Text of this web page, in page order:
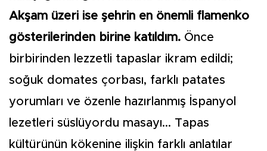
Akşam üzeri ise şehrin en önemli flamenko
gösterilerinden birine katıldım. Önce
birbirinden lezzetli tapaslar ikram edildi;
soğuk domates çorbası, farklı patates
yorumları ve özenle hazırlanmış İspanyol
lezetleri süslüyordu masayı... Tapas
kültürünün kökenine ilişkin farklı anlatılar